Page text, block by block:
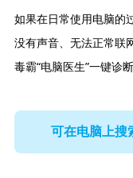
如果在日常使用电脑的
没有声音、无法正常联网
毒霸“电脑医生”一键诊
可在电脑上搜